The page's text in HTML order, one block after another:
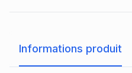
Informations produit